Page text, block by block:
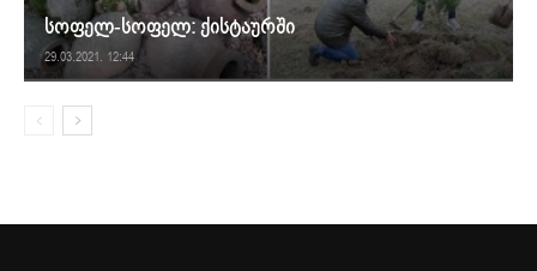
სოფელ-სოფელ: ქისტაურში
29.03.2021. 12:44